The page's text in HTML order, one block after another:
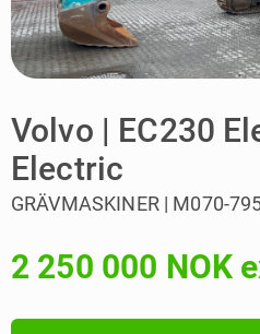
Volvo | EC230
Electric
GRÄVMASKINER | M070-
2 250 000 NOK